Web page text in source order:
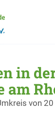
in
am
von